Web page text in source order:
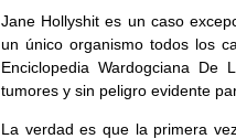
Jane Hollyshit es un caso
un único organismo todos los
Enciclopedia Wardogciana De
tumores y sin peligro evidente
La verdad es que la primera